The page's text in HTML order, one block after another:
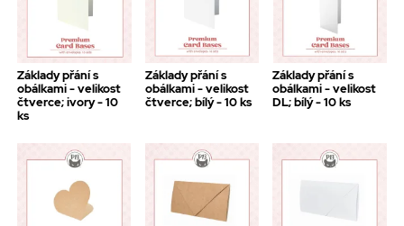
Základy přání s
obálkami - velikost
čtverce; ivory - 10
ks
Základy přání s
obálkami - velikost
čtverce; bílý - 10 ks
Základy přání s
obálkami - velikost
DL; bílý - 10 ks